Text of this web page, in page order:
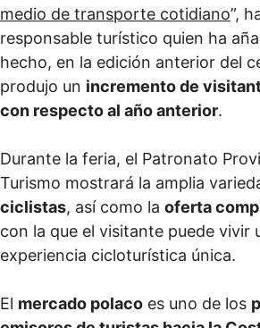
medio de transporte cotidiano”,
responsable turístico quien ha
hecho, en la edición anterior del
produjo un incremento de
con respecto al año anterior.
Durante la feria, el Patronato
Turismo mostrará la amplia
ciclistas, así como la oferta
con la que el visitante puede vivir
experiencia cicloturística única.
El mercado polaco es uno de los